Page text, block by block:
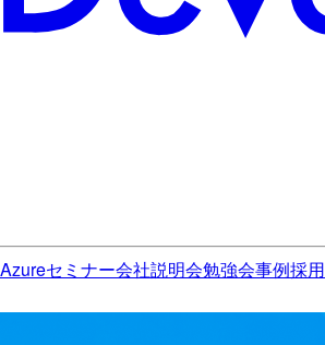
Azureセミナー会社説明会勉強会事例採用